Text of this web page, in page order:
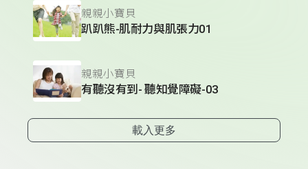
親親小寶貝
趴趴熊-肌耐力與肌張力01
親親小寶貝
有聽沒有到- 聽知覺障礙-03
載入更多